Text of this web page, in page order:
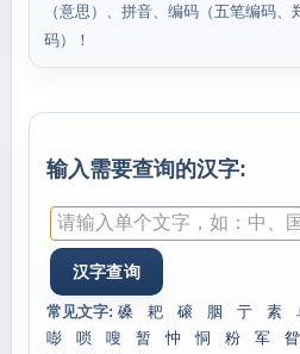
（意思）、拼音、编码（五笔编码
码）！
输入需要查询的汉字:
常见文字: 磉 耙 磙 胭 亍 素
嘭
唢 嗖 暂 忡 恫 粉 军 眢